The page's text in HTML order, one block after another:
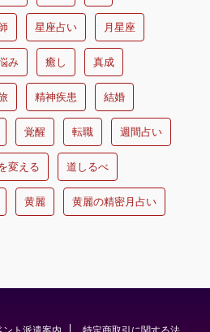
星座占い 月星座
み 癒し 真成
精神疾患 結婚
覚醒 転職 週間占い
変える 道しるべ
黄麗 黄麗の精密月占い